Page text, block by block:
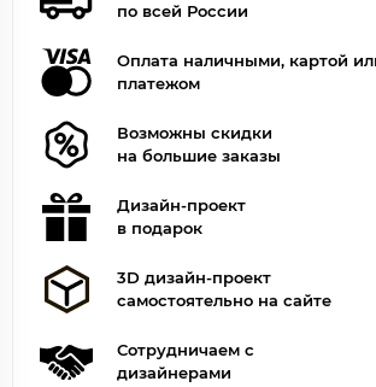
по всей России
Оплата наличными, картой
платежом
Возможны скидки
на большие заказы
Дизайн-проект
в подарок
3D дизайн-проект
самостоятельно на сайте
Сотрудничаем с
дизайнерами